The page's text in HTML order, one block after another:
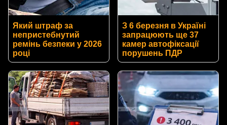
Який штраф за
непристебнутий
ремінь безпеки у 2026
році
З 6 березня в Україні
запрацюють ще 37
камер автофіксації
порушень ПДР